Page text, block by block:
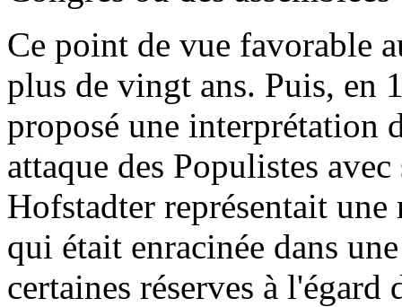
Ce point de vue favorable
plus de vingt ans. Puis, en
proposé une interprétation
attaque des Populistes
Hofstadter représentait
qui était enracinée dans
certaines réserves à